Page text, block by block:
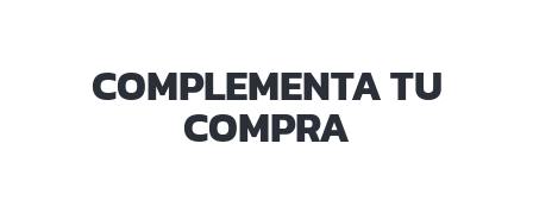
COMPLEMENTA TU
COMPRA